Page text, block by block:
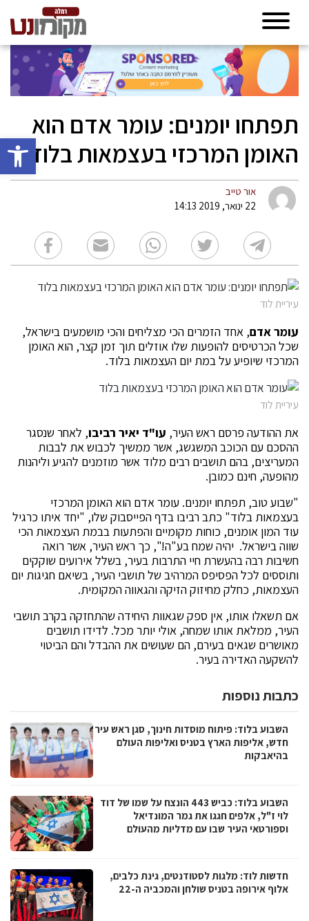
פתח
תפתחו יומנים: עומר אדם הוא
האומן המרכזי בעצמאות בלוד
אור טייב
22 ינואר, 2019 14:13
עיריית לוד
עומר אדם, אחד הזמרים הכי מצליחים והכי מושמעים בישראל,
שכל הכרטיסים להופעות שלו אוזלים תוך זמן קצר, הוא האומן
המרכזי שיופיע על במת יום העצמאות בלוד.
עיריית לוד
את ההודעה פרסם ראש העיר, עו"ד יאיר רביבו, לאחר שנסגר
ההסכם עם הכוכב המשגשג, אשר ממשיך לכבוש את לבבות
המעריצים, בהם תושבים רבים מלוד אשר מוזמנים להגיע וליהנות
מהופעה, חינם כמובן.
"שבוע טוב, תפתחו יומנים. עומר אדם הוא האומן המרכזי
בעצמאות בלוד" כתב רביבו בדף הפייסבוק שלו, "יחד איתו כרגיל
עוד המון אומנים, כוחות מקומיים והפתעות בבמת העצמאות הכי
שווה בישראל. יהיה שמח בע"ה!", כך ראש העיר, אשר רואה
חשיבות רבה בהעשרת חיי התרבות בעיר, בשלל אירועים שוקקים
ותוססים לכל הפסיפס המרהיב של תושבי העיר, בשיאם חגיגות יום
העצמאות, כחלק מחיזוק הזיקה והגאווה המקומית.
אם תשאלו אותו, אין ספק שגאוות היחידה שהתחזקה בקרב תושבי
העיר, ממלאת אותו שמחה, אולי יותר מכל. לדידו תושבים
מאושרים שגאים בעירם, הם שעושים את ההבדל והם הביטוי
להשקעה האדירה בעיר.
כתבות נוספות
השבוע בלוד: פיתוח מוסדות חינוך, סגן ראש עיר
חדש, אליפות הארץ בטניס ואליפות העולם
בהיאבקות
השבוע בלוד: כביש 443 הונצח על שמו של דוד
לוי ז"ל, אלפים חגגו את גמר המונדיאל
וספורטאי העיר שבו עם מדליות מהעולם
חדשות לוד: מלגות לסטודנטים, גינת כלבים,
אלוף אירופה בטניס שולחן והמכביה ה-22